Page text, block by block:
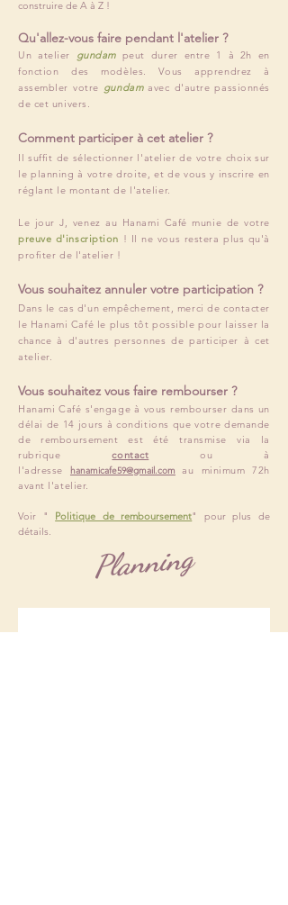
construire de A à Z !
Qu'allez-vous faire pendant l'atelier ?
Un atelier gundam peut durer entre 1 à 2h en
fonction des modèles. Vous apprendrez à
assembler votre gundamavec d'autre passionnés
de cet univers.
Comment participer à cet atelier ?
Il suffit de sélectionner l'atelier de votre choix sur
le planning à votre droite, et de vous y inscrire en
réglant le montant de l'atelier.
Le jour J, venez au Hanami Café munie de votre
preuve d'inscription ! Il ne vous restera plus qu'à
profiter de l'atelier !
Vous souhaitez annuler votre participation ?
Dans le cas d'un empêchement, merci de contacter
le Hanami Café le plus tôt possible pour laisser la
chance à d'autres personnes de participer à cet
atelier.
Vous souhaitez vous faire rembourser ?
Hanami Café s'engage à vous rembourser dans un
délai de 14 jours à conditions que votre demande
de remboursement est été transmise via la
rubriquecontact ou à
l'adresse
hanamicafe59@gmail.com
au minimum 72h
avant l'atelier.
Voir " Politique de remboursement" pour plus de
détails.
Planning